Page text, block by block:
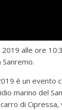
alle ore
è un
marino del
di